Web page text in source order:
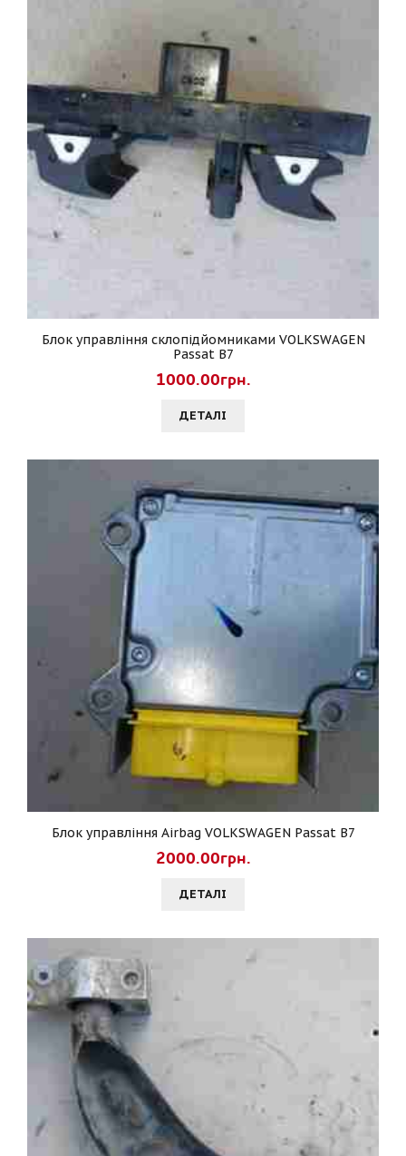
Блок управління склопідйомниками VOLKSWAGEN
Passat B7
1000.00грн.
ДЕТАЛI
Блок управління Airbag VOLKSWAGEN Passat B7
2000.00грн.
ДЕТАЛI